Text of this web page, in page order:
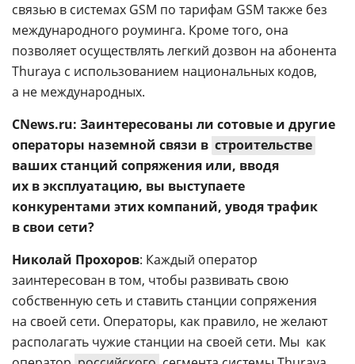
связью в системах GSM по тарифам GSM также без
международного роуминга. Кроме того, она
позволяет осуществлять легкий дозвон на абонента
Thuraya с использованием национальных кодов,
а не международных.
CNews.ru: Заинтересованы ли сотовые и другие
операторы наземной связи в строительстве
ваших станций сопряжения или, вводя
их в эксплуатацию, вы выступаете
конкурентами этих компаний, уводя трафик
в свои сети?
Николай Прохоров: Каждый оператор
заинтересован в том, чтобы развивать свою
собственную сеть и ставить станции сопряжения
на своей сети. Операторы, как правило, не желают
располагать чужие станции на своей сети. Мы  как